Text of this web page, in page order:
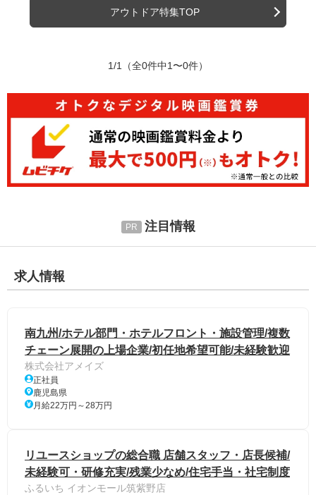
アウトドア特集TOP
1/1 （全0件中1〜0件）
注目情報
求人情報
南九州/ホテル部門・ホテルフロント・施設管理/複数
チェーン展開の上場企業/初任地希望可能/未経験歓迎
株式会社アメイズ
正社員
鹿児島県
月給22万円～28万円
リユースショップの総合職 店舗スタッフ・店長候補/
未経験可・研修充実/残業少なめ/住宅手当・社宅制度
ふるいち イオンモール筑紫野店